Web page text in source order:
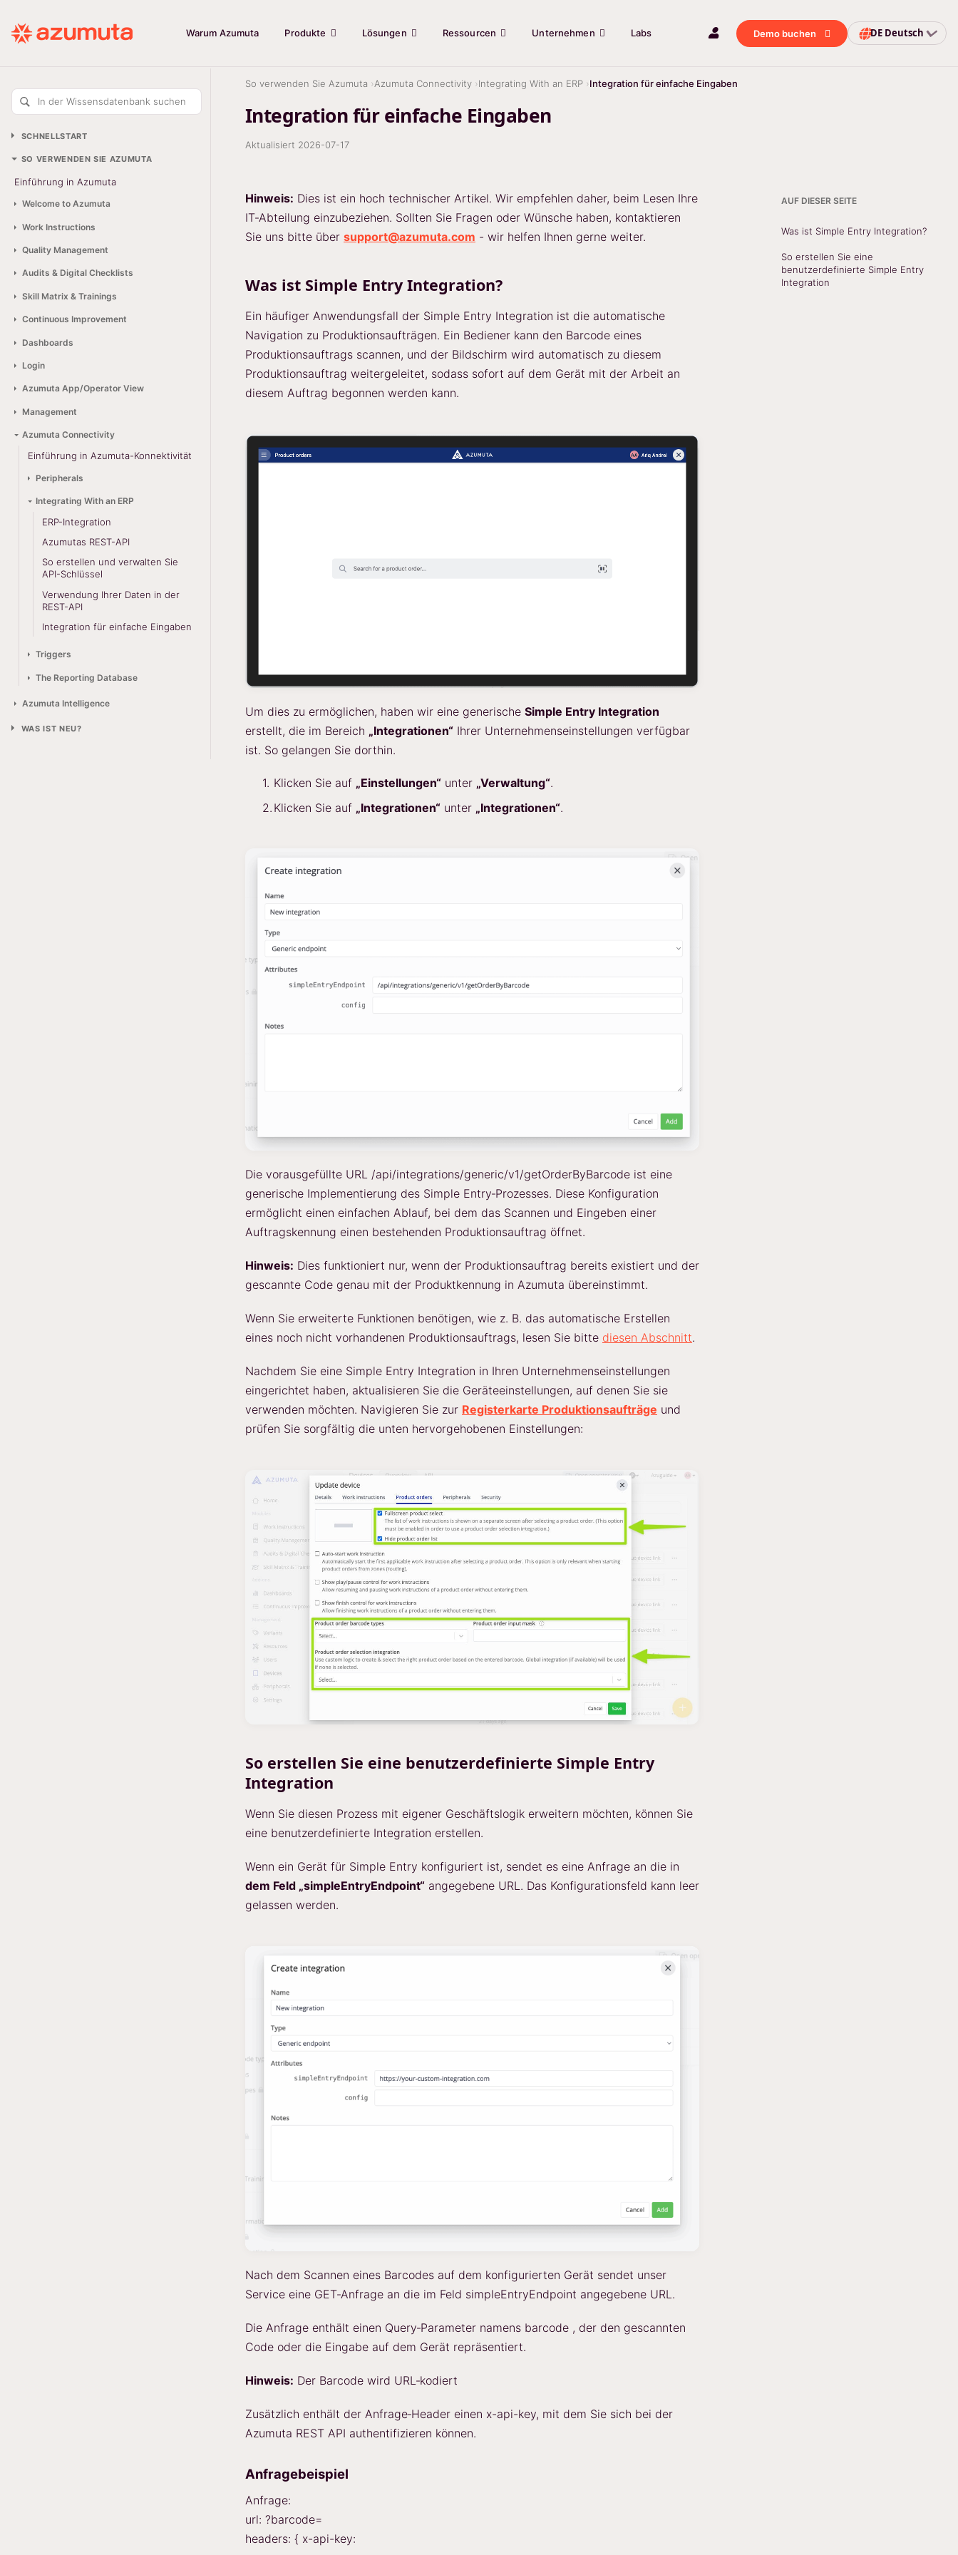
Warum Azumuta Produkte Lösungen Ressourcen Unternehmen Labs Demo buchen DE Deutsch
In der Wissensdatenbank suchen
SCHNELLSTART
SO VERWENDEN SIE AZUMUTA
Einführung in Azumuta
Welcome to Azumuta
Work Instructions
Quality Management
Audits & Digital Checklists
Skill Matrix & Trainings
Continuous Improvement
Dashboards
Login
Azumuta App/Operator View
Management
Azumuta Connectivity
Einführung in Azumuta-Konnektivität
Peripherals
Integrating With an ERP
ERP-Integration
Azumutas REST-API
So erstellen und verwalten Sie
API-Schlüssel
Verwendung Ihrer Daten in der
REST-API
Integration für einfache Eingaben
Triggers
The Reporting Database
Azumuta Intelligence
WAS IST NEU?
So verwenden Sie Azumuta Azumuta Connectivity Integrating With an ERP Integration für einfache Eingaben
Integration für einfache Eingaben
Aktualisiert 2026-07-17
Hinweis: Dies ist ein hoch technischer Artikel. Wir empfehlen daher, beim Lesen Ihre
IT‑Abteilung einzubeziehen. Sollten Sie Fragen oder Wünsche haben, kontaktieren
Sie uns bitte über support@azumuta.com - wir helfen Ihnen gerne weiter.
Was ist Simple Entry Integration?
Ein häufiger Anwendungsfall der Simple Entry Integration ist die automatische
Navigation zu Produktionsaufträgen. Ein Bediener kann den Barcode eines
Produktionsauftrags scannen, und der Bildschirm wird automatisch zu diesem
Produktionsauftrag weitergeleitet, sodass sofort auf dem Gerät mit der Arbeit an
diesem Auftrag begonnen werden kann.
Um dies zu ermöglichen, haben wir eine generische Simple Entry Integration
erstellt, die im Bereich „Integrationen“ Ihrer Unternehmenseinstellungen verfügbar
ist. So gelangen Sie dorthin.
Klicken Sie auf „Einstellungen“ unter „Verwaltung“.
Klicken Sie auf „Integrationen“ unter „Integrationen“.
Die vorausgefüllte URL /api/integrations/generic/v1/getOrderByBarcode ist eine
generische Implementierung des Simple Entry‑Prozesses. Diese Konfiguration
ermöglicht einen einfachen Ablauf, bei dem das Scannen und Eingeben einer
Auftragskennung einen bestehenden Produktionsauftrag öffnet.
Hinweis: Dies funktioniert nur, wenn der Produktionsauftrag bereits existiert und der
gescannte Code genau mit der Produktkennung in Azumuta übereinstimmt.
Wenn Sie erweiterte Funktionen benötigen, wie z. B. das automatische Erstellen
eines noch nicht vorhandenen Produktionsauftrags, lesen Sie bitte diesen Abschnitt.
Nachdem Sie eine Simple Entry Integration in Ihren Unternehmenseinstellungen
eingerichtet haben, aktualisieren Sie die Geräteeinstellungen, auf denen Sie sie
verwenden möchten. Navigieren Sie zur Registerkarte Produktionsaufträge und
prüfen Sie sorgfältig die unten hervorgehobenen Einstellungen:
So erstellen Sie eine benutzerdefinierte Simple Entry
Integration
Wenn Sie diesen Prozess mit eigener Geschäftslogik erweitern möchten, können Sie
eine benutzerdefinierte Integration erstellen.
Wenn ein Gerät für Simple Entry konfiguriert ist, sendet es eine Anfrage an die in
dem Feld „simpleEntryEndpoint“ angegebene URL. Das Konfigurationsfeld kann leer
gelassen werden.
Nach dem Scannen eines Barcodes auf dem konfigurierten Gerät sendet unser
Service eine GET‑Anfrage an die im Feld simpleEntryEndpoint angegebene URL.
Die Anfrage enthält einen Query‑Parameter namens barcode , der den gescannten
Code oder die Eingabe auf dem Gerät repräsentiert.
Hinweis: Der Barcode wird URL‑kodiert
Zusätzlich enthält der Anfrage‑Header einen x-api-key, mit dem Sie sich bei der
Azumuta REST API authentifizieren können.
Anfragebeispiel
Anfrage:
url: ?barcode=
headers: { x-api-key:
AUF DIESER SEITE
Was ist Simple Entry Integration?
So erstellen Sie eine
benutzerdefinierte Simple Entry
Integration